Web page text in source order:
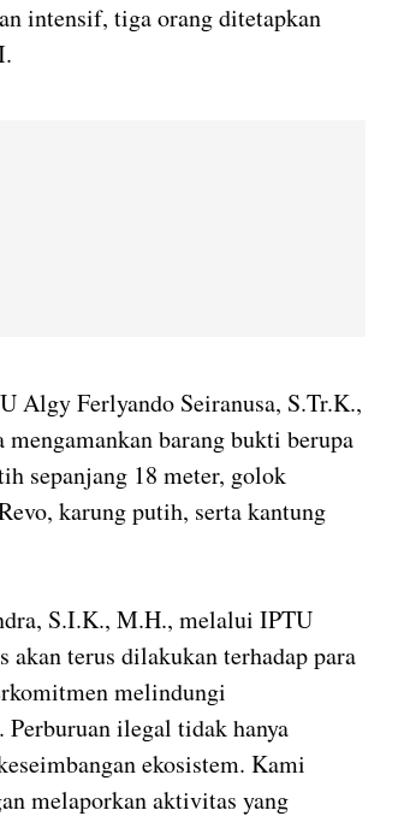
intensif, tiga orang ditetapkan
Algy Ferlyando Seiranusa, S.Tr.K.,
barang bukti berupa
sepanjang 18 meter, golok
karung putih, serta kantung
S.I.K., M.H., melalui IPTU
akan terus dilakukan terhadap para
melindungi
Perburuan ilegal tidak hanya
ekosistem. Kami
melaporkan aktivitas yang